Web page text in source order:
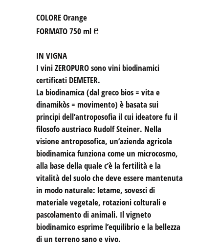
COLOREOrange
FORMATO750 ml ℮
IN VIGNA
I vini ZEROPURO sono vini biodinamici
certificati DEMETER.
La biodinamica (dal greco bios = vita e
dinamikòs = movimento) è basata sui
principi dell’antroposofia il cui ideatore fu il
filosofo austriaco Rudolf Steiner. Nella
visione antroposofica, un’azienda agricola
biodinamica funziona come un microcosmo,
alla base della quale c’è la fertilità e la
vitalità del suolo che deve essere mantenuta
in modo naturale: letame, sovesci di
materiale vegetale, rotazioni colturali e
pascolamento di animali. Il vigneto
biodinamico esprime l’equilibrio e la bellezza
di un terreno sano e vivo.